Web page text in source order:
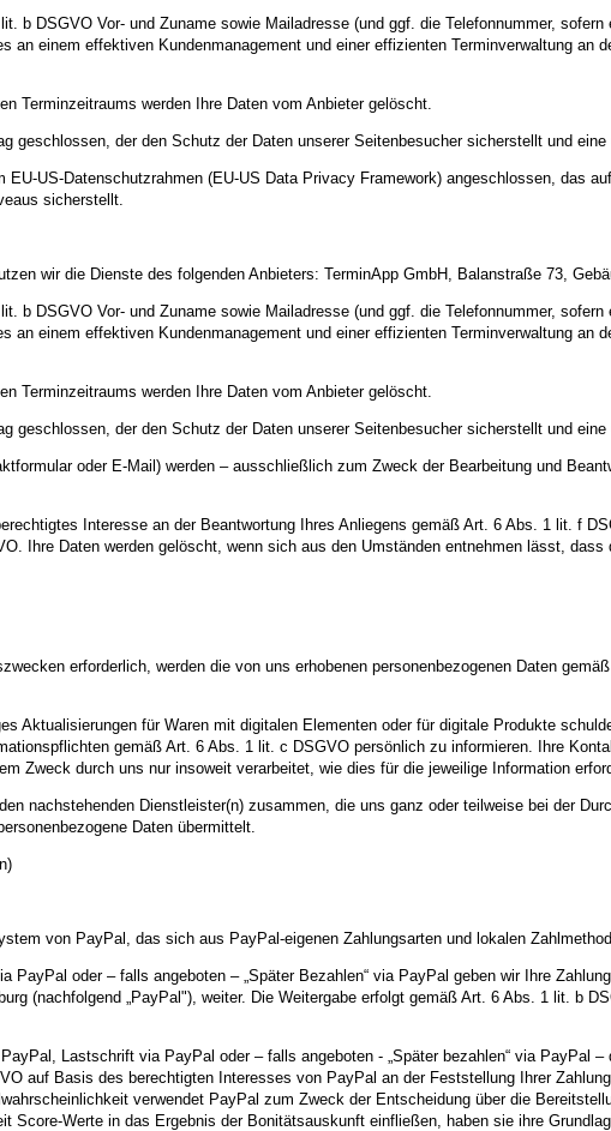
b DSGVO Vor- und Zuname sowie Mailadresse (und ggf. die Telefonnummer,
einem effektiven Kundenmanagement und einer effizienten Terminverwaltung an
Terminzeitraums werden Ihre Daten vom Anbieter gelöscht.
geschlossen, der den Schutz der Daten unserer Seitenbesucher sicherstellt und
EU-US-Datenschutzrahmen (EU-US Data Privacy Framework) angeschlossen, das
sicherstellt.
wir die Dienste des folgenden Anbieters: TerminApp GmbH, Balanstraße 73,
b DSGVO Vor- und Zuname sowie Mailadresse (und ggf. die Telefonnummer,
einem effektiven Kundenmanagement und einer effizienten Terminverwaltung an
Terminzeitraums werden Ihre Daten vom Anbieter gelöscht.
geschlossen, der den Schutz der Daten unserer Seitenbesucher sicherstellt und
oder E-Mail) werden – ausschließlich zum Zweck der Bearbeitung und
Interesse an der Beantwortung Ihres Anliegens gemäß Art. 6 Abs. 1 lit. f
Ihre Daten werden gelöscht, wenn sich aus den Umständen entnehmen lässt,
erforderlich, werden die von uns erhobenen personenbezogenen Daten
Aktualisierungen für Waren mit digitalen Elementen oder für digitale Produkte
gemäß Art. 6 Abs. 1 lit. c DSGVO persönlich zu informieren. Ihre
Zweck durch uns nur insoweit verarbeitet, wie dies für die jeweilige Information
nachstehenden Dienstleister(n) zusammen, die uns ganz oder teilweise bei der
Daten übermittelt.
von PayPal, das sich aus PayPal-eigenen Zahlungsarten und lokalen
oder – falls angeboten – „Später Bezahlen“ via PayPal geben wir Ihre
(nachfolgend „PayPal"), weiter. Die Weitergabe erfolgt gemäß Art. 6 Abs. 1 lit. b
Lastschrift via PayPal oder – falls angeboten - „Später bezahlen“ via PayPal
auf Basis des berechtigten Interesses von PayPal an der Feststellung Ihrer
verwendet PayPal zum Zweck der Entscheidung über die
Score-Werte in das Ergebnis der Bonitätsauskunft einfließen, haben sie ihre